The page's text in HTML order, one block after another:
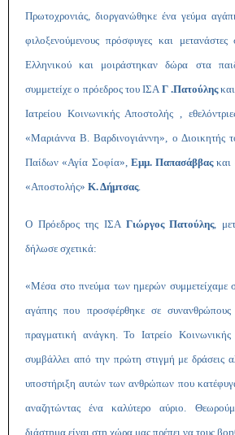
Πρωτοχρονιάς, διοργανώθηκε ένα γεύμα
φιλοξενούμενους πρόσφυγες και
Ελληνικού και μοιράστηκαν δώρα στα
συμμετείχε ο πρόεδρος του ΙΣΑ Γ .Πατούληςκαι
Ιατρείου Κοινωνικής Αποστολής ,
«Μαριάννα Β. Βαρδινογιάννη», ο Διοικητής
Παίδων «Αγία Σοφία», Εμμ. Παπασάββαςκαι
«Αποστολής» Κ. Δήμτσας.
Ο Πρόεδρος της ΙΣΑ Γιώργος Πατούλης,
δήλωσε σχετικά:
«Μέσα στο πνεύμα των ημερών συμμετείχαμε
αγάπης που προσφέρθηκε σε
πραγματική ανάγκη. Το Ιατρείο Κοινωνικής
συμβάλλει από την πρώτη στιγμή με δράσεις
υποστήριξη αυτών των ανθρώπων που
αναζητώντας ένα καλύτερο αύριο.
διάστημα είναι στη χώρα μας πρέπει να τους